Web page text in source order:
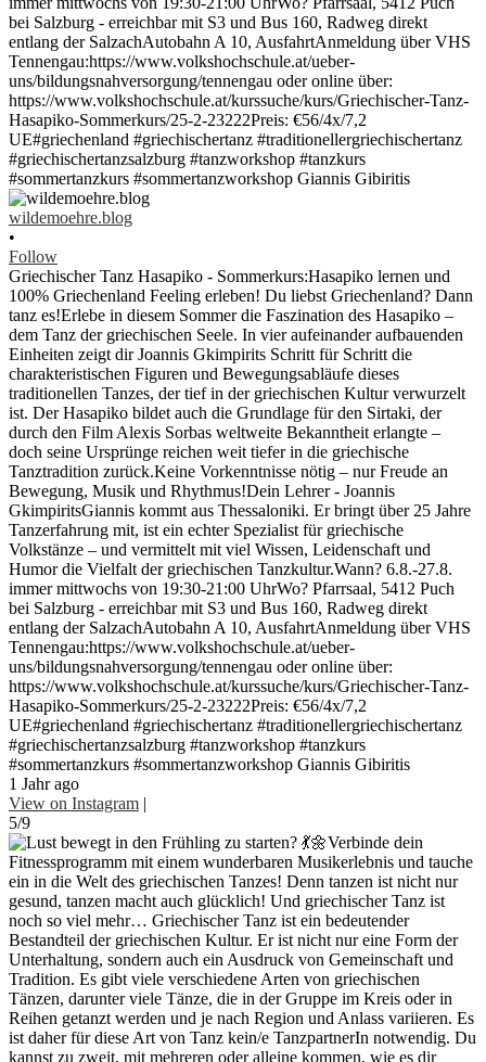
wildemoehre.blog
•
Follow
Griechischer Tanz Hasapiko - Sommerkurs:Hasapiko lernen und
100% Griechenland Feeling erleben! Du liebst Griechenland? Dann
tanz es!Erlebe in diesem Sommer die Faszination des Hasapiko –
dem Tanz der griechischen Seele. In vier aufeinander aufbauenden
Einheiten zeigt dir Joannis Gkimpirits Schritt für Schritt die
charakteristischen Figuren und Bewegungsabläufe dieses
traditionellen Tanzes, der tief in der griechischen Kultur verwurzelt
ist. Der Hasapiko bildet auch die Grundlage für den Sirtaki, der
durch den Film Alexis Sorbas weltweite Bekanntheit erlangte –
doch seine Ursprünge reichen weit tiefer in die griechische
Tanztradition zurück.Keine Vorkenntnisse nötig – nur Freude an
Bewegung, Musik und Rhythmus!Dein Lehrer - Joannis
GkimpiritsGiannis kommt aus Thessaloniki. Er bringt über 25 Jahre
Tanzerfahrung mit, ist ein echter Spezialist für griechische
Volkstänze – und vermittelt mit viel Wissen, Leidenschaft und
Humor die Vielfalt der griechischen Tanzkultur.Wann? 6.8.-27.8.
immer mittwochs von 19:30-21:00 UhrWo? Pfarrsaal, 5412 Puch
bei Salzburg - erreichbar mit S3 und Bus 160, Radweg direkt
entlang der SalzachAutobahn A 10, AusfahrtAnmeldung über VHS
Tennengau:https://www.volkshochschule.at/ueber-
uns/bildungsnahversorgung/tennengau oder online über:
https://www.volkshochschule.at/kurssuche/kurs/Griechischer-Tanz-
Hasapiko-Sommerkurs/25-2-23222Preis: €56/4x/7,2
UE#griechenland #griechischertanz #traditionellergriechischertanz
#griechischertanzsalzburg #tanzworkshop #tanzkurs
#sommertanzkurs #sommertanzworkshop Giannis Gibiritis
1 Jahr ago
View on Instagram |
5/9